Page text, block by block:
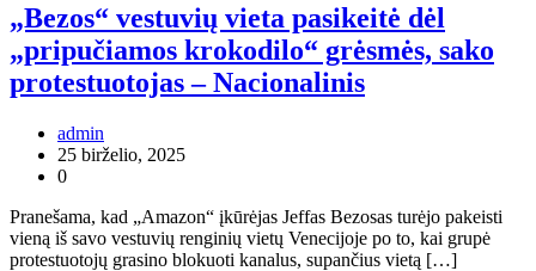
„Bezos“ vestuvių vieta pasikeitė dėl
„pripučiamos krokodilo“ grėsmės, sako
protestuotojas – Nacionalinis
admin
25 birželio, 2025
0
Pranešama, kad „Amazon“ įkūrėjas Jeffas Bezosas turėjo pakeisti
vieną iš savo vestuvių renginių vietų Venecijoje po to, kai grupė
protestuotojų grasino blokuoti kanalus, supančius vietą […]